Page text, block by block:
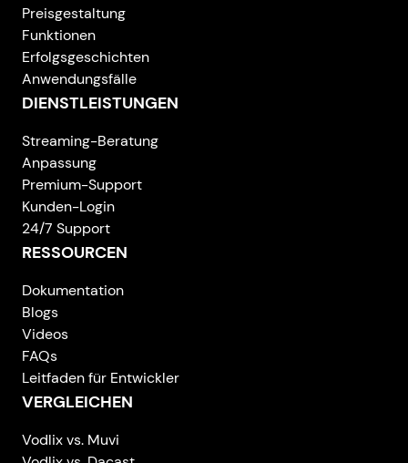
Preisgestaltung
Funktionen
Erfolgsgeschichten
Anwendungsfälle
DIENSTLEISTUNGEN
Streaming-Beratung
Anpassung
Premium-Support
Kunden-Login
24/7 Support
RESSOURCEN
Dokumentation
Blogs
Videos
FAQs
Leitfaden für Entwickler
VERGLEICHEN
Vodlix vs. Muvi